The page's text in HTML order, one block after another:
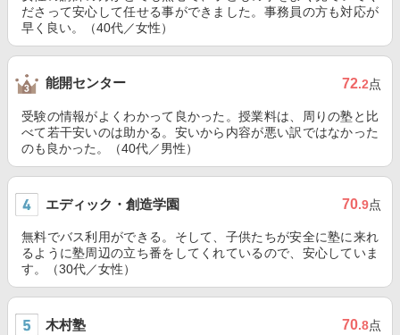
ださって安心して任せる事ができました。事務員の方も対応が
早く良い。（40代／女性）
能開センター 72.2点
受験の情報がよくわかって良かった。授業料は、周りの塾と比
べて若干安いのは助かる。安いから内容が悪い訳ではなかった
のも良かった。（40代／男性）
エディック・創造学園 70.9点
無料でバス利用ができる。そして、子供たちが安全に塾に来れ
るように塾周辺の立ち番をしてくれているので、安心していま
す。（30代／女性）
木村塾 70.8点